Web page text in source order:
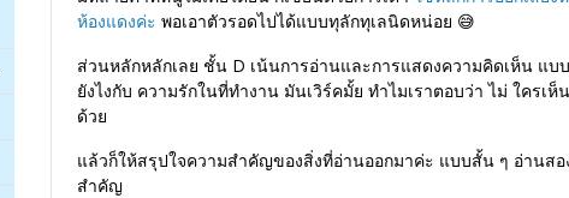
ห้องแดงค่ะ พอเอาตัวรอดไปได้แบบทุลักทุเลนิดหน่อย 😅
ส่วนหลักหลักเลย ชั้น D เน้นการอ่านและการแสดงความคิดเห็น แบ
ยังไงกับ ความรักในที่ทำงาน มันเวิร์คมั้ย ทำไมเราตอบว่า ไม่ ใครเห็
ด้วย
แล้วก็ให้สรุปใจความสำคัญของสิ่งที่อ่านออกมาค่ะ แบบสั้น ๆ อ่านส
สำคัญ